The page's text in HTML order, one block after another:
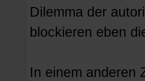
Dilemma der
blockieren eben
In einem anderen